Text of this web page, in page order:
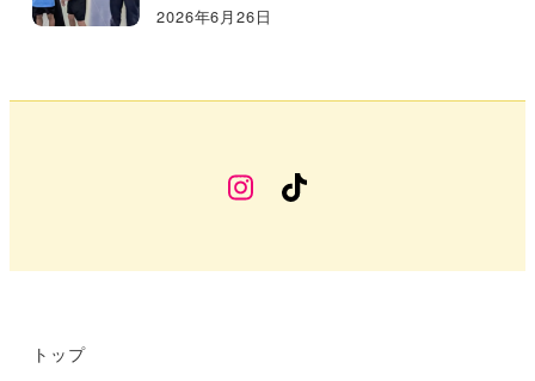
2026年6月26日
幼
Instagram
TikTok
トップ